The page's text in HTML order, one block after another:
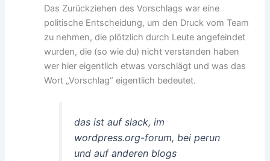
Das Zurückziehen des Vorschlags war eine
politische Entscheidung, um den Druck vom Team
zu nehmen, die plötzlich durch Leute angefeindet
wurden, die (so wie du) nicht verstanden haben
wer hier eigentlich etwas vorschlägt und was das
Wort „Vorschlag“ eigentlich bedeutet.
das ist auf slack, im
wordpress.org-forum, bei perun
und auf anderen blogs